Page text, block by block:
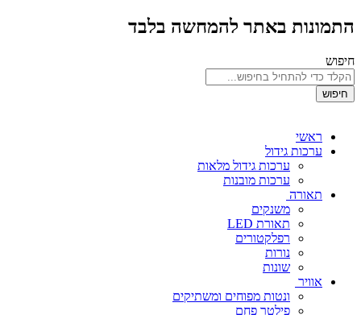
התמונות באתר להמחשה בלבד
חיפוש
חיפוש
ראשי
ערכות גידול
ערכות גידול מלאות
ערכות מובנות
תאורה
משנקים
תאורת LED
רפלקטורים
נורות
שונות
אוויר
ונטות מפוחים ומשתיקים
פילטר פחם